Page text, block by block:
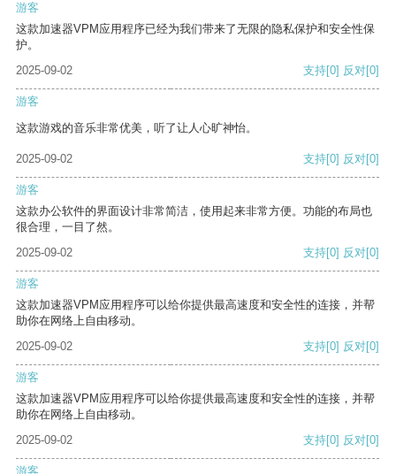
游客
这款加速器VPM应用程序已经为我们带来了无限的隐私保护和安全性保
护。
2025-09-02
支持[0] 反对[0]
游客
这款游戏的音乐非常优美，听了让人心旷神怡。
2025-09-02 支持[0] 反对[0]
游客
这款办公软件的界面设计非常简洁，使用起来非常方便。功能的布局也
很合理，一目了然。
2025-09-02
支持[0] 反对[0]
游客
这款加速器VPM应用程序可以给你提供最高速度和安全性的连接，并帮
助你在网络上自由移动。
2025-09-02
支持[0] 反对[0]
游客
这款加速器VPM应用程序可以给你提供最高速度和安全性的连接，并帮
助你在网络上自由移动。
2025-09-02
支持[0] 反对[0]
游客